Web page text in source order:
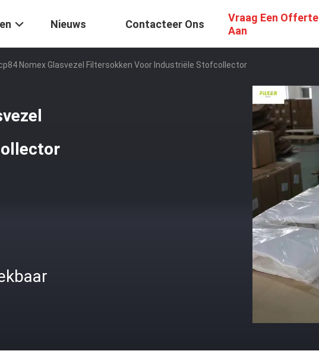
Nieuws Contacteer Ons
Vraag Een Offerte
Aan
Nomex Glasvezel Filtersokken Voor Industriële Stofcollector